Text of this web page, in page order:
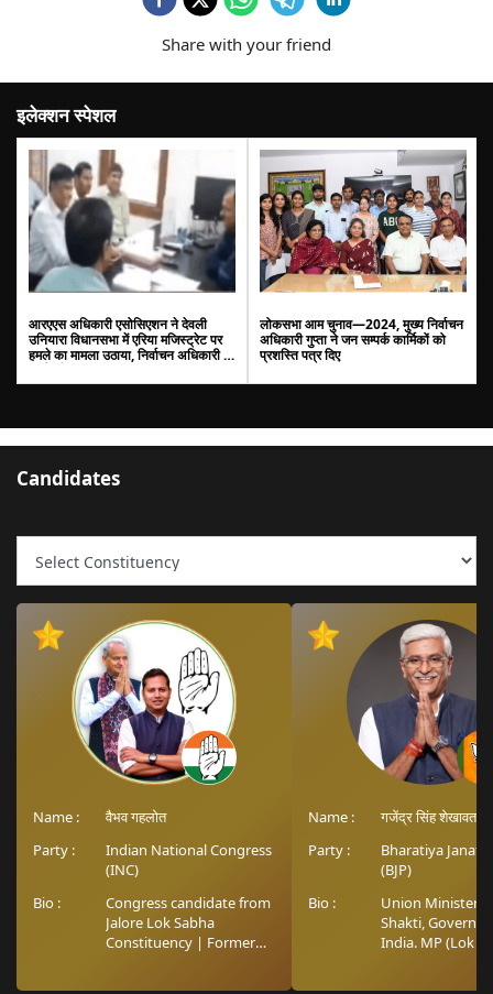
Share with your friend
इलेक्शन स्पेशल
आरएएस अधिकारी एसोसिएशन ने देवली
उनियारा विधानसभा में एरिया मजिस्ट्रेट पर
हमले का मामला उठाया, निर्वाचन अधिकारी से
लोकसभा आम चुनाव—2024, मुख्य निर्वाचन
अधिकारी गुप्ता ने जन सम्पर्क कार्मिकों को
प्रशस्ति पत्र दिए
Candidates
Name :
वैभव गहलोत
Party :
Indian National Congress
(INC)
Bio :
Congress candidate from
Jalore Lok Sabha
Constituency | Former
Name :
गजेंद्र सिंह शेखावत
Party :
Bharatiya
(BJP)
Bio :
Union Minister
Shakti,
India. MP (Lok